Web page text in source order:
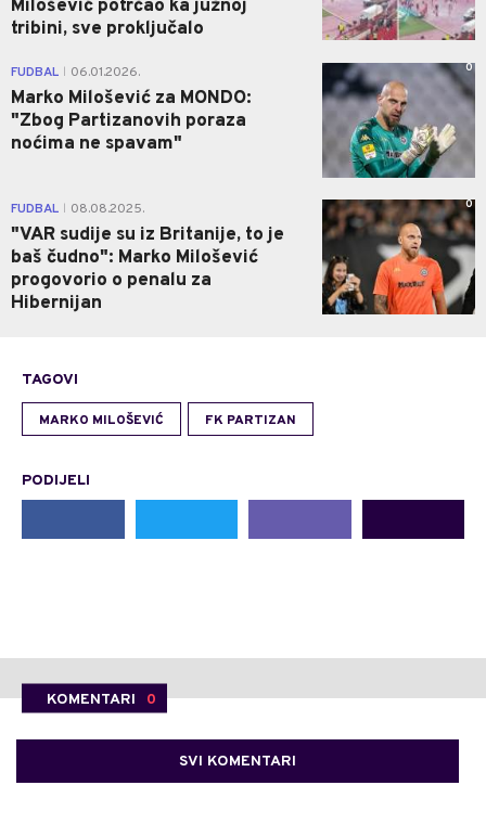
Milošević potrčao ka južnoj
tribini, sve proključalo
FUDBAL 06.01.2026.
Marko Milošević za MONDO:
"Zbog Partizanovih poraza
noćima ne spavam"
0
FUDBAL 08.08.2025.
"VAR sudije su iz Britanije, to je
baš čudno": Marko Milošević
progovorio o penalu za
Hibernijan
0
TAGOVI
MARKO MILOŠEVIĆ FK PARTIZAN
PODIJELI
KOMENTARI 0
SVI KOMENTARI